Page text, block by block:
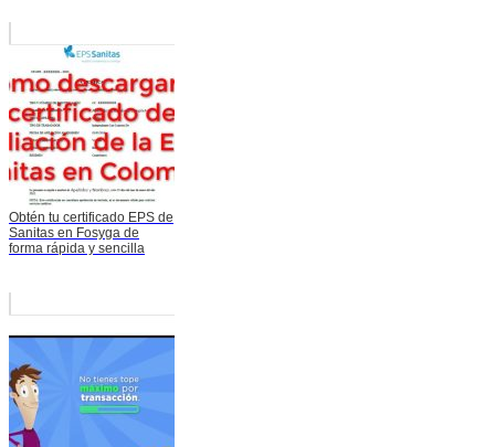
Obtén tu certificado EPS de
Sanitas en Fosyga de
forma rápida y sencilla